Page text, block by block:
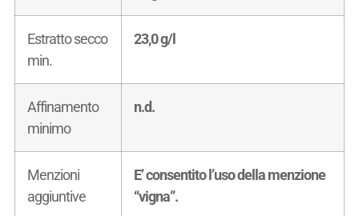
Estratto secco
min.
23,0 g/l
Affinamento
minimo
n.d.
Menzioni
aggiuntive
E’ consentito l’uso della menzione
“vigna”.